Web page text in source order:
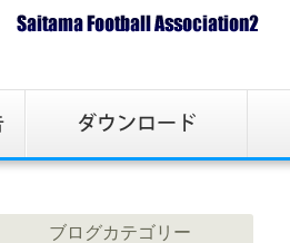
ブログカテゴリー